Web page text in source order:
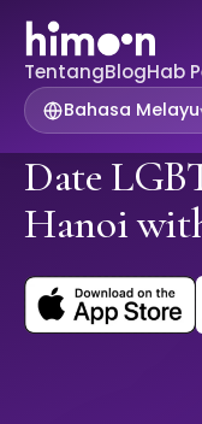
TentangBlogHab
Bahasa Melayu
Date
Hanoi